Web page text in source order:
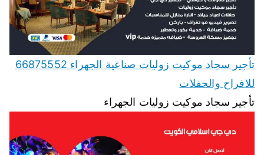
تأجير سجاد موكيت زوليات صناعية الجهراء 66875552
للافراح والحفلات
تأجير سجاد موكيت زوليات الجهراء